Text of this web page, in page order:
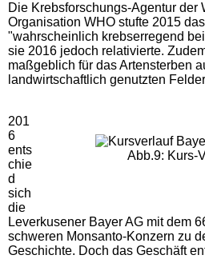
Die Krebsforschungs-Agentur der
Organisation WHO stufte 2015
"wahrscheinlich krebserregend
sie 2016 jedoch relativierte.
maßgeblich für das Artensterben
landwirtschaftlich genutzten
Abb.9: Kurs-
201
6
ents
chie
d
sich
die
Leverkusener Bayer AG mit dem
schweren Monsanto-Konzern zu
Geschichte. Doch das Geschäft